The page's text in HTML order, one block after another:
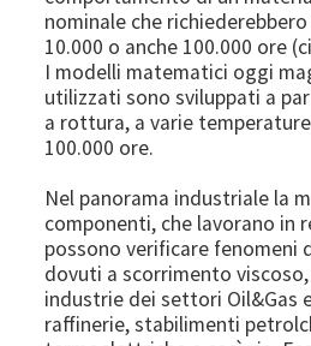
nominale che
10.000 o anche 100.000 ore
I modelli matematici oggi
utilizzati sono sviluppati a
a rottura, a varie
100.000 ore.
Nel panorama industriale la
componenti, che lavorano in
possono verificare fenomeni
dovuti a scorrimento
industrie dei settori Oil&Gas
raffinerie, stabilimenti